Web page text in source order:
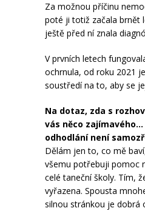
Za možnou příčinu
poté ji totiž začala brnět
ještě před ní znala
V prvních letech
ochrnula, od roku 2021
soustředí na to, aby se
Na dotaz, zda s
vás něco
odhodlání není
Dělám jen to, co mě
všemu potřebuji pomoc
celé taneční školy. Tím,
vyřazena. Spousta
silnou stránkou je dobrá